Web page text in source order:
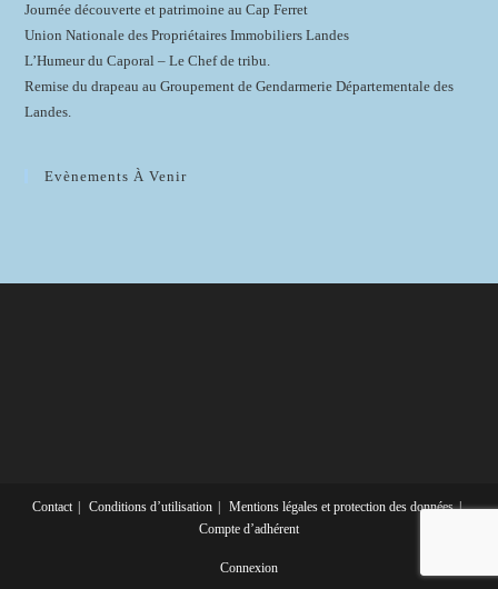
Journée découverte et patrimoine au Cap Ferret
Union Nationale des Propriétaires Immobiliers Landes
L’Humeur du Caporal – Le Chef de tribu.
Remise du drapeau au Groupement de Gendarmerie Départementale des
Landes.
Evènements À Venir
Contact Conditions d’utilisation
Mentions légales et protection des données
Compte d’adhérent
Connexion